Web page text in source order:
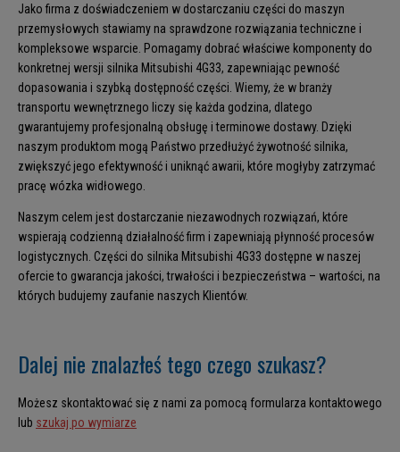
Jako firma z doświadczeniem w dostarczaniu części do maszyn
przemysłowych stawiamy na sprawdzone rozwiązania techniczne i
kompleksowe wsparcie. Pomagamy dobrać właściwe komponenty do
konkretnej wersji silnika Mitsubishi 4G33, zapewniając pewność
dopasowania i szybką dostępność części. Wiemy, że w branży
transportu wewnętrznego liczy się każda godzina, dlatego
gwarantujemy profesjonalną obsługę i terminowe dostawy. Dzięki
naszym produktom mogą Państwo przedłużyć żywotność silnika,
zwiększyć jego efektywność i uniknąć awarii, które mogłyby zatrzymać
pracę wózka widłowego.
Naszym celem jest dostarczanie niezawodnych rozwiązań, które
wspierają codzienną działalność firm i zapewniają płynność procesów
logistycznych. Części do silnika Mitsubishi 4G33 dostępne w naszej
ofercie to gwarancja jakości, trwałości i bezpieczeństwa – wartości, na
których budujemy zaufanie naszych Klientów.
Dalej nie znalazłeś tego czego szukasz?
Możesz skontaktować się z nami za pomocą formularza kontaktowego
lub szukaj po wymiarze